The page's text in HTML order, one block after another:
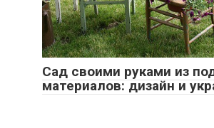
Сад своими руками из
материалов: дизайн и